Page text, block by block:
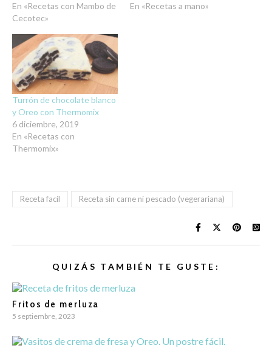
En «Recetas con Mambo de
Cecotec»
En «Recetas a mano»
Turrón de chocolate blanco
y Oreo con Thermomix
6 diciembre, 2019
En «Recetas con
Thermomix»
Receta facil Receta sin carne ni pescado (vegerariana)
QUIZÁS TAMBIÉN TE GUSTE:
Fritos de merluza
5 septiembre, 2023